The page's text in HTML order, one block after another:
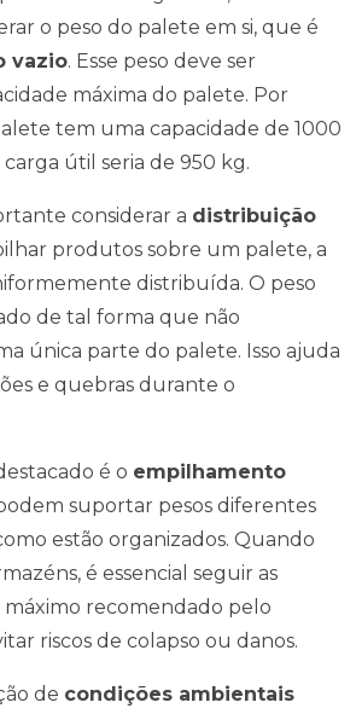
o peso do palete em si, que é
vazio. Esse peso deve ser
máxima do palete. Por
tem uma capacidade de 1000
carga útil seria de 950 kg.
considerar a distribuição
produtos sobre um palete, a
distribuída. O peso
de tal forma que não
única parte do palete. Isso ajuda
e quebras durante o
é o empilhamento
suportar pesos diferentes
estão organizados. Quando
é essencial seguir as
recomendado pelo
riscos de colapso ou danos.
de condições ambientais